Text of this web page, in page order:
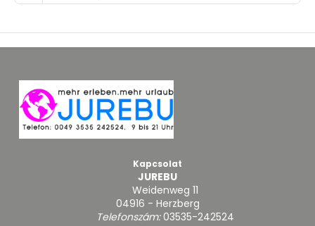
Kapcsolat
JUREBU
Weidenweg 11
04916 - Herzberg
Telefonszám:03535-242524